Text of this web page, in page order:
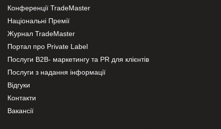
Конференції TradeMaster
Національні Премії
Журнал TradeMaster
Портал про Private Label
Послуги В2В- маркетингу та PR для клієнтів
Послуги з надання інформації
Відгуки
Контакти
Вакансії